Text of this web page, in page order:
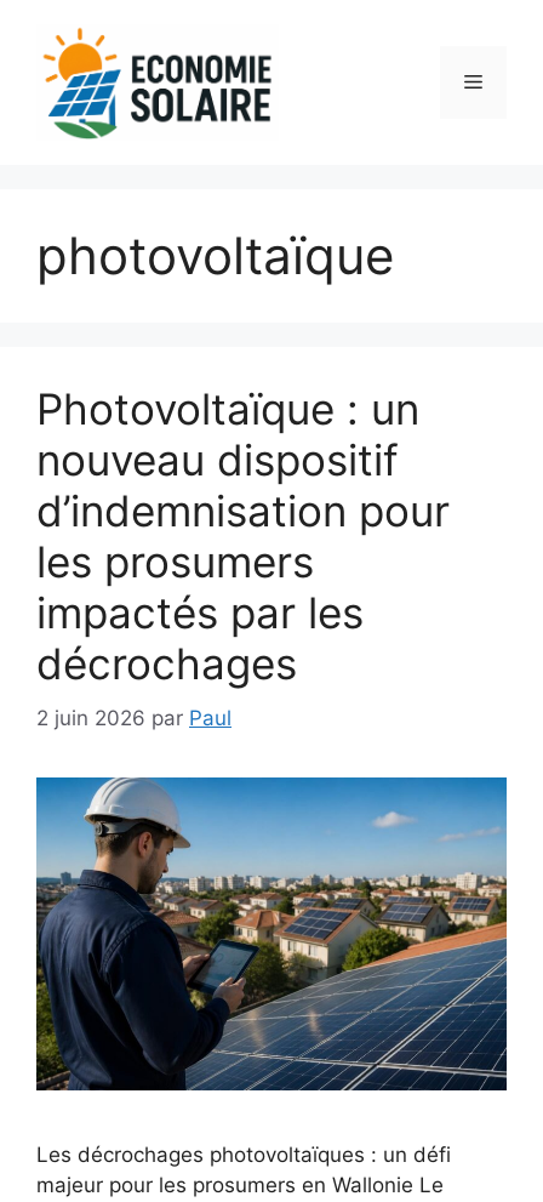
contenu
Menu
photovoltaïque
Photovoltaïque : un
nouveau dispositif
d’indemnisation pour
les prosumers
impactés par les
décrochages
2 juin 2026 par Paul
Les décrochages photovoltaïques : un défi
majeur pour les prosumers en Wallonie Le